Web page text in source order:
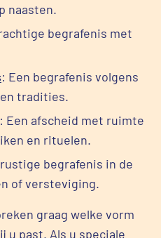
naasten.
begrafenis met
: Een begrafenis volgens
tradities.
: Een afscheid met ruimte
en rituelen.
begrafenis in de
of versteviging.
graag welke vorm
u past. Als u speciale